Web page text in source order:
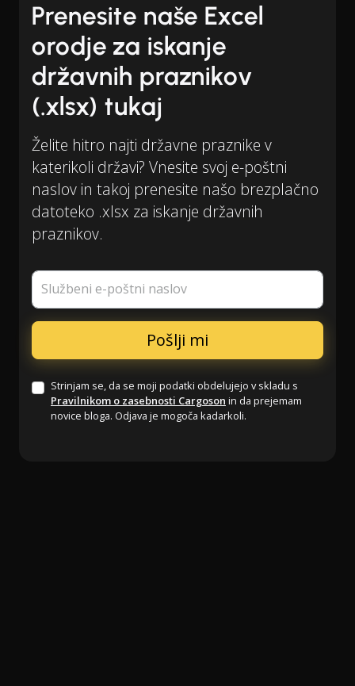
Prenesite naše Excel
orodje za iskanje
državnih praznikov
(.xlsx) tukaj
Želite hitro najti državne praznike v
katerikoli državi? Vnesite svoj e-poštni
naslov in takoj prenesite našo brezplačno
datoteko .xlsx za iskanje državnih
praznikov.
Službeni e-poštni naslov
Strinjam se, da se moji podatki obdelujejo v skladu s
Pravilnikom o zasebnosti Cargoson in da prejemam
novice bloga. Odjava je mogoča kadarkoli.